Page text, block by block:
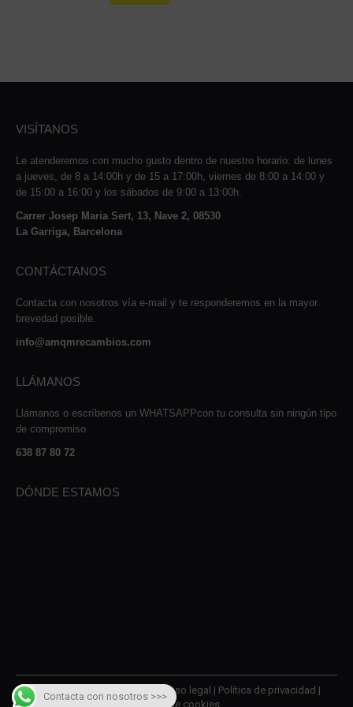
VISÍTANOS
Le atenderemos con mucho gusto dentro de nuestro horario: de lunes
a jueves, de 8 a 14:00h y de 15 a 17:00h, viernes de 8:00 a 14:00 y
de 15:00 a 16:00 y los sábados de 9:00 a 13:00h.
Carrer Josep Maria Sert, 13, Nave 2, 08530
La Garriga, Barcelona
CONTÁCTANOS
Contacta con nosotros vía e-mail y te responderemos en la mayor
brevedad posible.
info@amqmrecambios.com
LLÁMANOS
Llámanos o escríbenos un WHATSAPPcon tu consulta sin ningún tipo
de compromiso
638 87 80 72
DÓNDE ESTAMOS
© 2026 AMQM Recambios | Aviso legal | Política de privacidad |
Política de cookies
Contacta con nosotros >>>